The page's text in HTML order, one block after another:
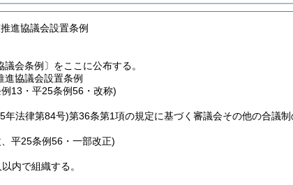
進協議会設置条例
議会条例〕をここに公布する。
進協議会設置条例
13・平25条例56・改称)
年法律第84号)第36条第1項の規定に基づく審議会その他の合議
平25条例56・一部改正)
内で組織する。